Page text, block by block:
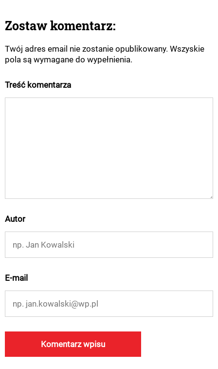
Zostaw komentarz:
Twój adres email nie zostanie opublikowany. Wszyskie
pola są wymagane do wypełnienia.
Treść komentarza
Autor
E-mail